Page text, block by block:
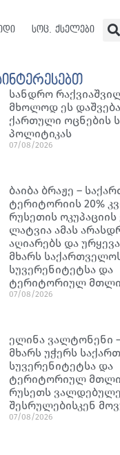
სოც. ქსელები
სანდრო
მხოლოდ ეს
ქართული ოცნების
პოლიტიკას
07/08/2026
ბაიბა ბრაჟე –
ტერიტორიის 20%
რუსეთის ოკუპაციის
ლატვია ამას
აღიარებს და
მხარს
სუვერენიტეტსა და
ტერიტორიულ
07/08/2026
ელინა ვალტონენი
მხარს უჭერს
სუვერენიტეტსა და
ტერიტორიულ
რუსეთს
შესრულებისკენ
07/08/2026